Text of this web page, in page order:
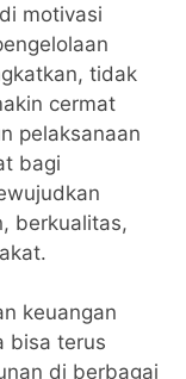
motivasi
tidak
cermat
pelaksanaan
bagi
berkualitas,
keuangan
bisa terus
di berbagai